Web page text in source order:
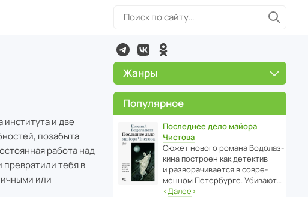
и две
позабыта
работа над
тебя в
или
Жанры
Популярное
Последнее дело майора
Чистова
Сюжет нового романа Водо­ла­з­
кина пост­роен как дете­ктив
и разво­ра­чи­ва­ется в совре­
менном Пете­р­бурге. Убивают…
‹Далее›